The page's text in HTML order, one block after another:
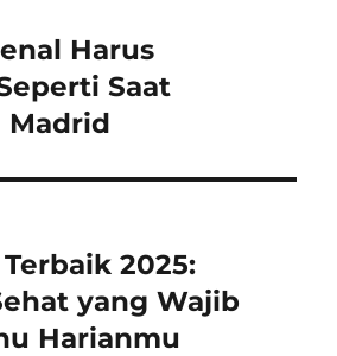
Harus
Saat
Madrid
2025:
yang Wajib
Harianmu